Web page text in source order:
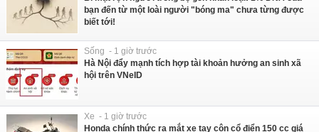
bạn đến từ một loài người "bóng ma" chưa từng được
biết tới!
Sống - 1 giờ trước
Hà Nội đẩy mạnh tích hợp tài khoản hưởng an sinh xã
hội trên VNeID
Xe - 1 giờ trước
Honda chính thức ra mắt xe tay côn cổ điển 150 cc giá